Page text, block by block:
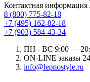
Контактная информация
8 (800) 775-82-18
+7 (495) 162-82-18
+7 (903) 584-43-34
ПН - ВС 9:00 —
ON-LINE заказы
info@lepnostyle.ru